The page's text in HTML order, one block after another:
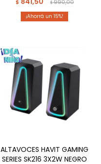
$ $990,00
15
ALTAVOCES HAVIT GAMING
SERIES SK216 3X2W NEGRO